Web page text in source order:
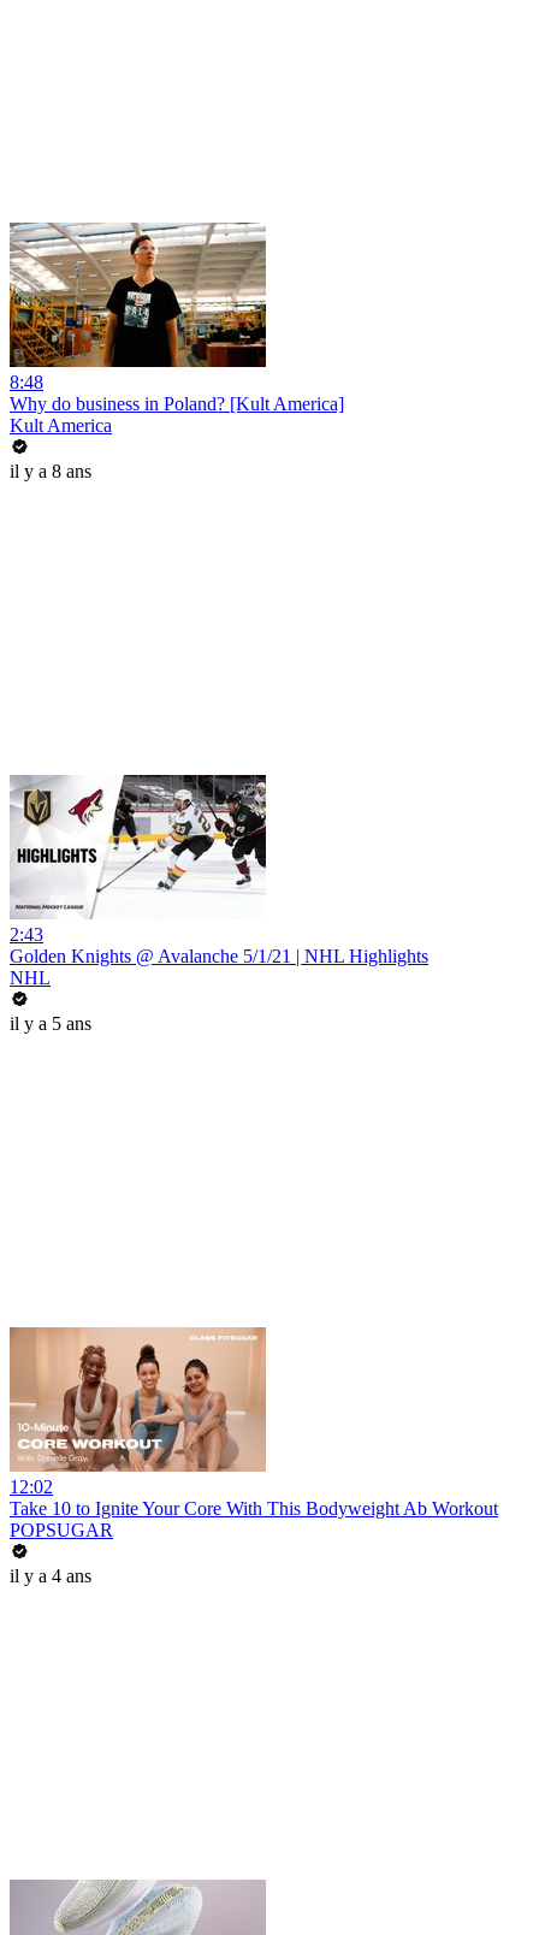
8:48
Why do business in Poland? [Kult America]
Kult America
il y a 8 ans
2:43
Golden Knights @ Avalanche 5/1/21 | NHL Highlights
NHL
il y a 5 ans
12:02
Take 10 to Ignite Your Core With This Bodyweight Ab Workout
POPSUGAR
il y a 4 ans